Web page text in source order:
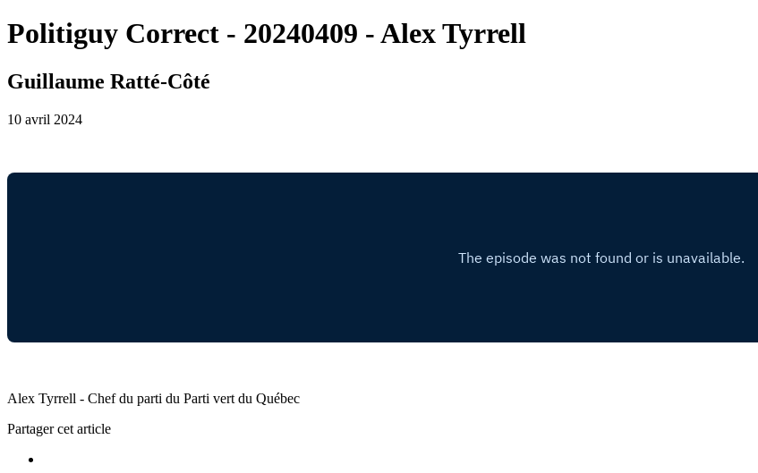
Politiguy Correct - 20240409 - Alex Tyrrell
Guillaume Ratté-Côté
10 avril 2024
Alex Tyrrell - Chef du parti du Parti vert du Québec
Partager cet article